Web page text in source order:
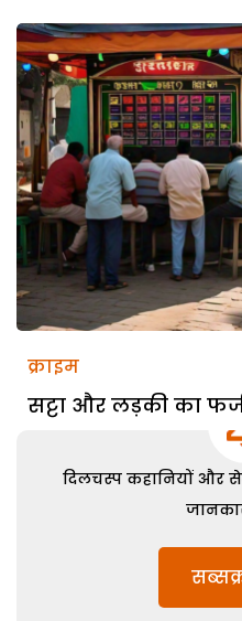
क्राइम
सट्टा और लड़की का
दिलचस्प कहानियों और